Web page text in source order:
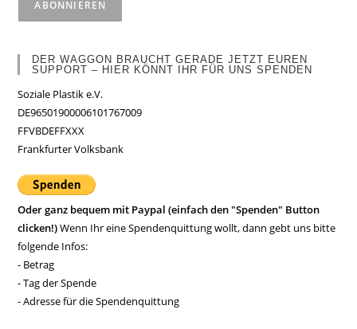
DER WAGGON BRAUCHT GERADE JETZT EUREN
SUPPORT – HIER KÖNNT IHR FÜR UNS SPENDEN
Soziale Plastik e.V.
DE96501900006101767009
FFVBDEFFXXX
Frankfurter Volksbank
Oder ganz bequem mit Paypal (einfach den "Spenden" Button
clicken!)Wenn Ihr eine Spendenquittung wollt, dann gebt uns bitte
folgende Infos:
- Betrag
- Tag der Spende
- Adresse für die Spendenquittung